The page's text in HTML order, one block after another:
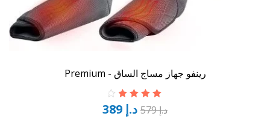
رينفو جهاز مساج الساق - Premium
تم التقييم
من 5
د.إ579 د.إ